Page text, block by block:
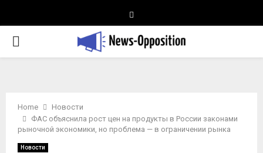
PRIMARY
Home
Новости
ФАС объяснила рост цен на продукты в России законами
рыночной экономики, но проблема — в ограничении рынка
Новости